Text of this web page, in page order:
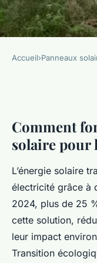
admin • 9 janvier 2026
Accueil›Panneaux
Comment
solaire pour
L’énergie solaire
électricité grâce à
2024, plus de 25
cette solution,
leur impact
Transition